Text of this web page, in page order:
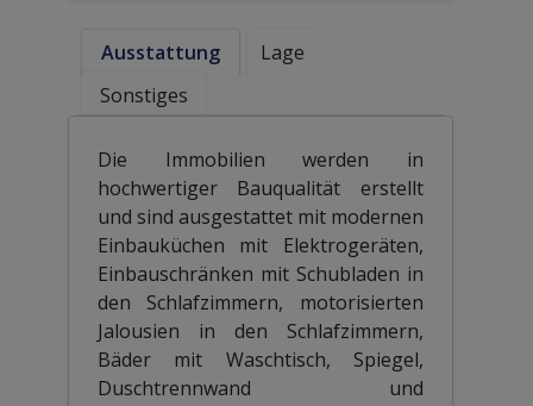
Ausstattung
Lage
Sonstiges
Die Immobilien werden in
hochwertiger Bauqualität erstellt
und sind ausgestattet mit modernen
Einbauküchen mit Elektrogeräten,
Einbauschränken mit Schubladen in
den Schlafzimmern, motorisierten
Jalousien in den Schlafzimmern,
Bäder mit Waschtisch, Spiegel,
Duschtrennwand und